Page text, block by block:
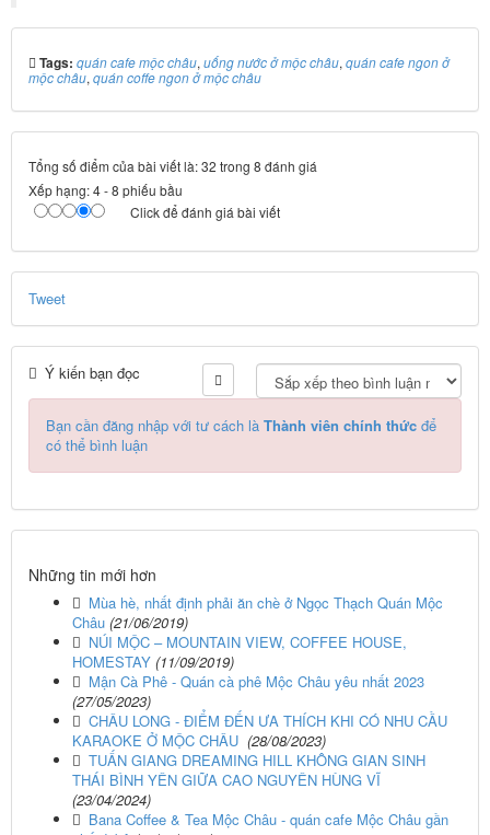
Tags: quán cafe mộc châu, uống nước ở mộc châu, quán cafe ngon ở
mộc châu, quán coffe ngon ở mộc châu
Tổng số điểm của bài viết là: 32 trong 8 đánh giá
Xếp hạng:4-8 phiếu bầu
Click để đánh giá bài viết
Tweet
Ý kiến bạn đọc
Bạn cần đăng nhập với tư cách là Thành viên chính thức để
có thể bình luận
Những tin mới hơn
Mùa hè, nhất định phải ăn chè ở Ngọc Thạch Quán Mộc
Châu (21/06/2019)
NÚI MỘC – MOUNTAIN VIEW, COFFEE HOUSE,
HOMESTAY (11/09/2019)
Mận Cà Phê - Quán cà phê Mộc Châu yêu nhất 2023
(27/05/2023)
CHÂU LONG - ĐIỂM ĐẾN ƯA THÍCH KHI CÓ NHU CẦU
KARAOKE Ở MỘC CHÂU (28/08/2023)
TUẤN GIANG DREAMING HILL KHÔNG GIAN SINH
THÁI BÌNH YÊN GIỮA CAO NGUYÊN HÙNG VĨ
(23/04/2024)
Bana Coffee & Tea Mộc Châu - quán cafe Mộc Châu gần